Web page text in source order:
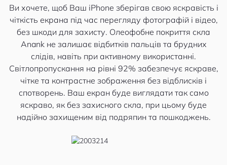
Ви хочете, щоб Ваш iPhone зберігав свою яскравість і
чіткість екрана під час перегляду фотографій і відео,
без шкоди для захисту. Олеофобне покриття скла
Anank не залишає відбитків пальців та брудних
слідів, навіть при активному використанні.
Світлопропускання на рівні 92% забезпечує яскраве,
чітке та контрастне зображення без відблисків і
спотворень. Ваш екран буде виглядати так само
яскраво, як без захисного скла, при цьому буде
надійно захищеним від подряпин та пошкоджень.